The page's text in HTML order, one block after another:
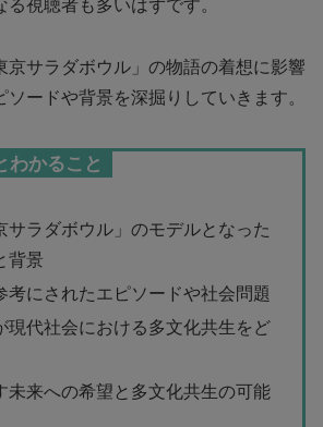
視聴者も多いはずです。
京サラダボウル」の物語の着想に影響
ソードや背景を深掘りしていきます。
わかること
サラダボウル」のモデルとなった
背景
考にされたエピソードや社会問題
現代社会における多文化共生をど
未来への希望と多文化共生の可能